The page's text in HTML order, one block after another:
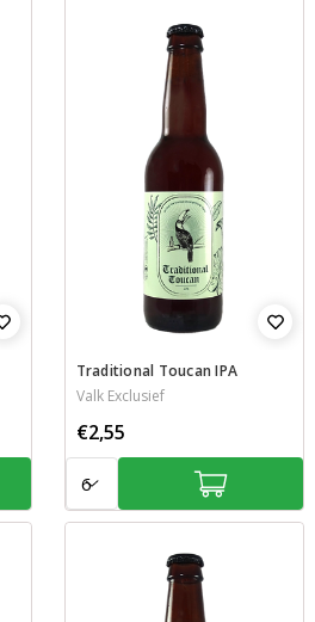
Traditional Toucan IPA
Valk Exclusief
€2,55